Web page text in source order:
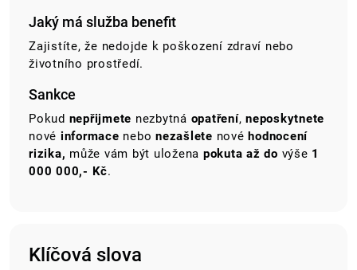
Jaký má služba benefit
Zajistíte, že nedojde k poškození zdraví nebo
životního prostředí.
Sankce
Pokud nepřijmete nezbytná opatření, neposkytnete
nové informace nebo nezašlete novéhodnocení
rizika, může vám být uložena pokuta až do výše 1
000 000,- Kč.
Klíčová slova